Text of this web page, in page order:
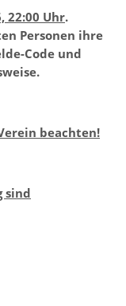
22:00 Uhr.
Personen ihre
Code und
beachten!
sind